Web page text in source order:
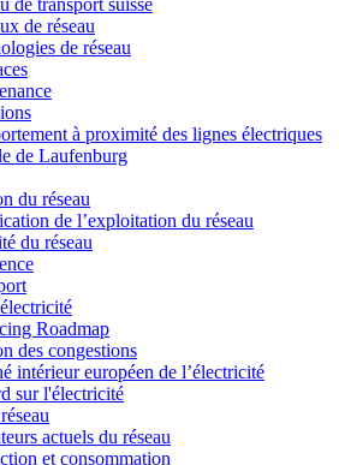
de transport suisse
de réseau
de réseau
à proximité des lignes électriques
de Laufenburg
du réseau
de l’exploitation du réseau
du réseau
Roadmap
des congestions
intérieur européen de l’électricité
sur l'électricité
actuels du réseau
et consommation